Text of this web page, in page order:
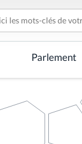
Parlement